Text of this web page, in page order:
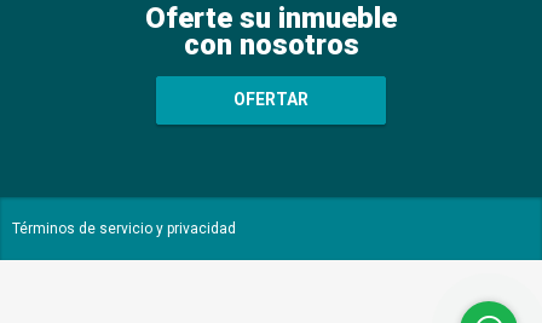
Oferte su inmueble
con nosotros
OFERTAR
Términos de servicio y privacidad